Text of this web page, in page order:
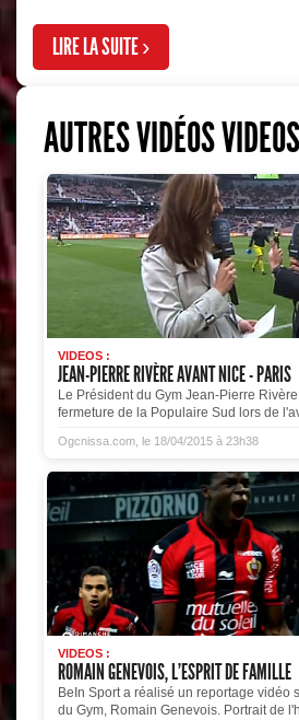
LIRE LA SUITE ›
AUTRES VIDÉOS VIDEOS
VIDEOS :
JEAN-PIERRE RIVÈRE AVANT NICE - PARIS
Le Président du Gym Jean-Pierre
fermeture de la Populaire Sud lors de
Ogcnissa.com, le 18/04/2015 à 23h38
VIDEOS :
ROMAIN GENEVOIS, L'ESPRIT DE FAMILLE
BeIn Sport a réalisé un reportage vidéo
du Gym, Romain Genevois. Portrait de